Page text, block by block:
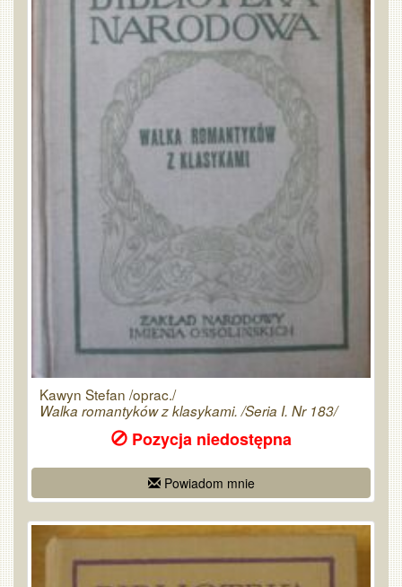
Kawyn Stefan /oprac./
Walka romantyków z klasykami. /Seria I. Nr 183/
Pozycja niedostępna
Powiadom mnie